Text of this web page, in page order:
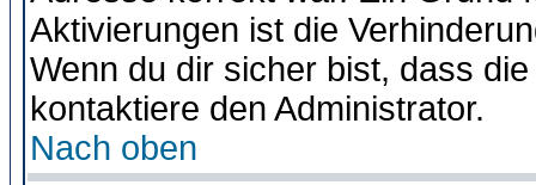
Aktivierungen ist die
Wenn du dir sicher bist, dass
kontaktiere den Administrator.
Nach oben